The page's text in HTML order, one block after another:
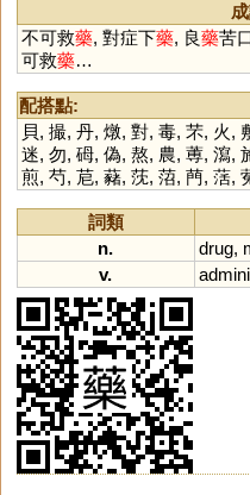
不可救藥, 對症下藥, 良藥苦
可救藥…
配搭點:
貝, 撮, 丹, 燉, 對, 毒, 芣, 火,
迷, 勿, 砪, 偽, 熬, 農, 蒪, 瀉,
煎, 芍, 苨, 藸, 莐, 菬, 菛, 萿,
詞類
n.
drug,
v.